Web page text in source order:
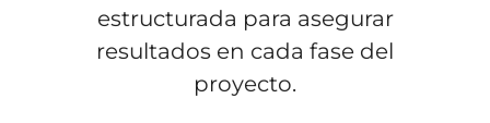
estructurada para asegurar
resultados en cada fase del
proyecto.